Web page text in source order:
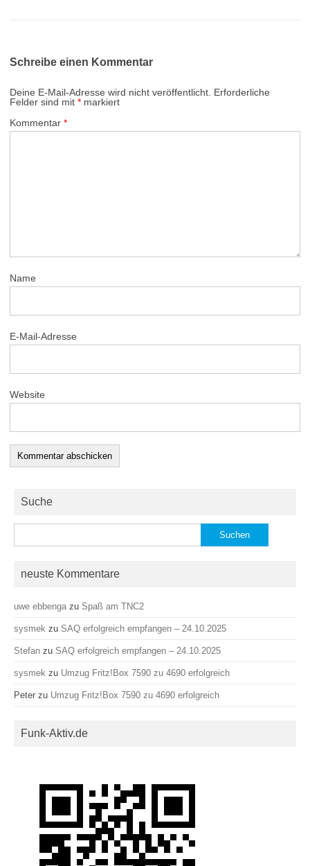
Schreibe einen Kommentar
Deine E-Mail-Adresse wird nicht veröffentlicht. Erforderliche
Felder sind mit * markiert
Kommentar *
Name
E-Mail-Adresse
Website
Suche
nach:
neuste Kommentare
uwe ebbenga zu Spaß am TNC2
sysmek zu SAQ erfolgreich empfangen – 24.10.2025
Stefan zu SAQ erfolgreich empfangen – 24.10.2025
sysmek zu Umzug Fritz!Box 7590 zu 4690 erfolgreich
Peter zu Umzug Fritz!Box 7590 zu 4690 erfolgreich
Funk-Aktiv.de